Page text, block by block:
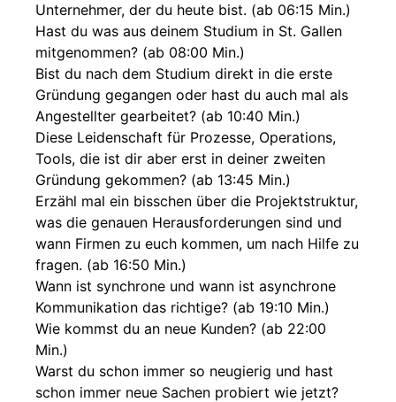
Unternehmer, der du heute bist. (ab 06:15 Min.)
Hast du was aus deinem Studium in St. Gallen
mitgenommen? (ab 08:00 Min.)
Bist du nach dem Studium direkt in die erste
Gründung gegangen oder hast du auch mal als
Angestellter gearbeitet? (ab 10:40 Min.)
Diese Leidenschaft für Prozesse, Operations,
Tools, die ist dir aber erst in deiner zweiten
Gründung gekommen? (ab 13:45 Min.)
Erzähl mal ein bisschen über die Projektstruktur,
was die genauen Herausforderungen sind und
wann Firmen zu euch kommen, um nach Hilfe zu
fragen. (ab 16:50 Min.)
Wann ist synchrone und wann ist asynchrone
Kommunikation das richtige? (ab 19:10 Min.)
Wie kommst du an neue Kunden? (ab 22:00
Min.)
Warst du schon immer so neugierig und hast
schon immer neue Sachen probiert wie jetzt?